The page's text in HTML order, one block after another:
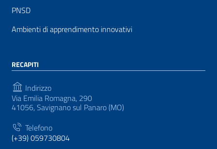
PNSD
Ambienti di apprendimento innovativi
RECAPITI
Indirizzo
Via Emilia Romagna, 290
41056, Savignano sul Panaro (MO)
Telefono
(+39) 059730804